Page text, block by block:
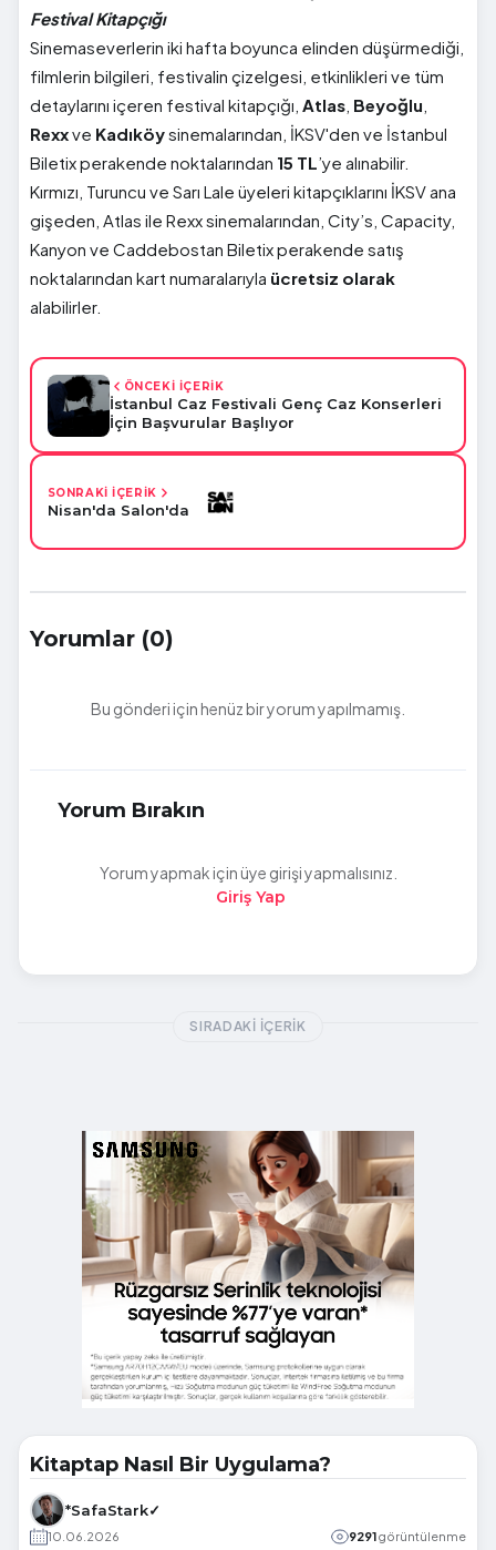
Festival Kitapçığı
Sinemaseverlerin iki hafta boyunca elinden düşürmediği,
filmlerin bilgileri, festivalin çizelgesi, etkinlikleri ve tüm
detaylarını içeren festival kitapçığı, Atlas Beyoğlu
Rexxve Kadıköysinemalarından, İKSV'den ve İstanbul
Biletix perakende noktalarından 15 TL’ye alınabilir.
Kırmızı, Turuncu ve Sarı Lale üyeleri kitapçıklarını İKSV ana
gişeden, Atlas ile Rexx sinemalarından, City’s, Capacity,
Kanyon ve Caddebostan Biletix perakende satış
noktalarından kart numaralarıyla ücretsiz olarak
alabilirler.
ÖNCEKİ İÇERİK
İstanbul Caz Festivali Genç Caz Konserleri
İçin Başvurular Başlıyor
SONRAKİ İÇERİK
Nisan'da Salon'da
Yorumlar (0)
Bu gönderi için henüz bir yorum yapılmamış.
Yorum Bırakın
Yorum yapmak için üye girişi yapmalısınız.
Giriş Yap
SIRADAKI İÇERIK
Kitaptap Nasıl Bir Uygulama?
*SafaStark✓
10.06.2026 9291görüntülenme